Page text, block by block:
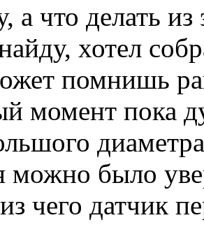
а что делать из
хотел
помнишь
момент пока
можно было
чего датчик